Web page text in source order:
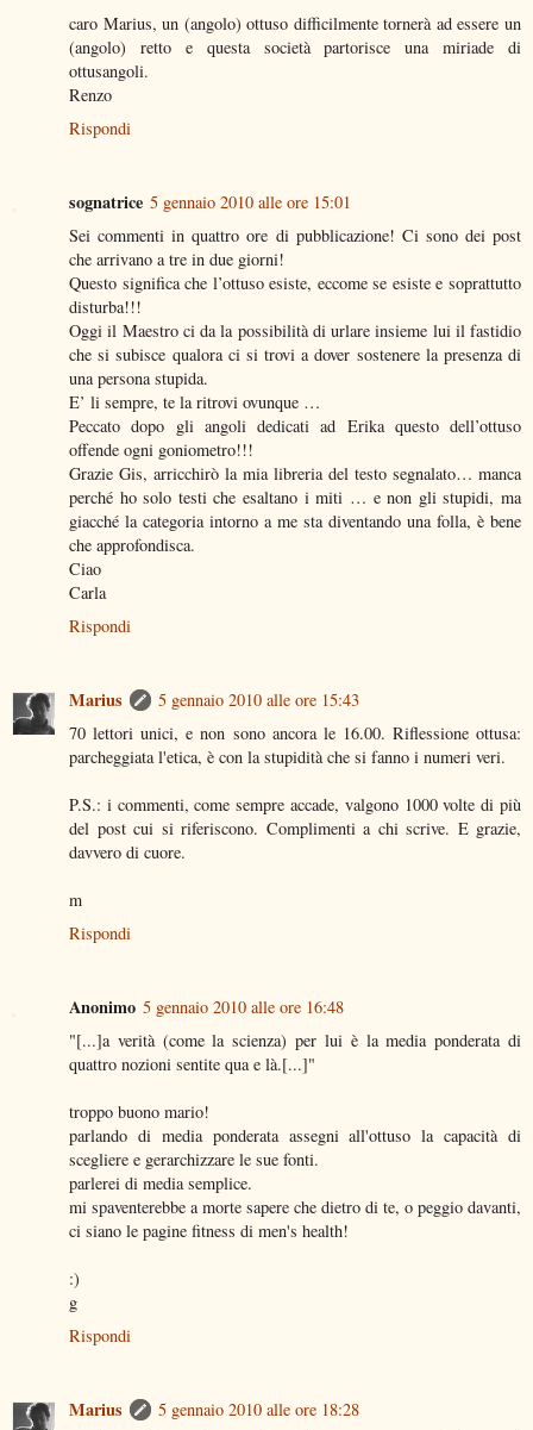
caro Marius, un (angolo) ottuso difficilmente tornerà ad essere un
(angolo) retto e questa società partorisce una miriade di
ottusangoli.
Renzo
Rispondi
sognatrice 5 gennaio 2010 alle ore 15:01
Sei commenti in quattro ore di pubblicazione! Ci sono dei post
che arrivano a tre in due giorni!
Questo significa che l’ottuso esiste, eccome se esiste e soprattutto
disturba!!!
Oggi il Maestro ci da la possibilità di urlare insieme lui il fastidio
che si subisce qualora ci si trovi a dover sostenere la presenza di
una persona stupida.
E’ li sempre, te la ritrovi ovunque …
Peccato dopo gli angoli dedicati ad Erika questo dell’ottuso
offende ogni goniometro!!!
Grazie Gis, arricchirò la mia libreria del testo segnalato… manca
perché ho solo testi che esaltano i miti … e non gli stupidi, ma
giacché la categoria intorno a me sta diventando una folla, è bene
che approfondisca.
Ciao
Carla
Rispondi
Marius
5 gennaio 2010 alle ore 15:43
70 lettori unici, e non sono ancora le 16.00. Riflessione ottusa:
parcheggiata l'etica, è con la stupidità che si fanno i numeri veri.
P.S.: i commenti, come sempre accade, valgono 1000 volte di più
del post cui si riferiscono. Complimenti a chi scrive. E grazie,
davvero di cuore.
m
Rispondi
Anonimo 5 gennaio 2010 alle ore 16:48
"[...]a verità (come la scienza) per lui è la media ponderata di
quattro nozioni sentite qua e là.[...]"
troppo buono mario!
parlando di media ponderata assegni all'ottuso la capacità di
scegliere e gerarchizzare le sue fonti.
parlerei di media semplice.
mi spaventerebbe a morte sapere che dietro di te, o peggio davanti,
ci siano le pagine fitness di men's health!
:)
g
Rispondi
Marius
5 gennaio 2010 alle ore 18:28